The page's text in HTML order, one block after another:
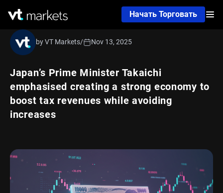
Начать Торговать
Japan’s Prime Minister Takaichi
emphasised creating a strong economy to
boost tax revenues while avoiding
increases
by VT Markets/ Nov 13, 2025